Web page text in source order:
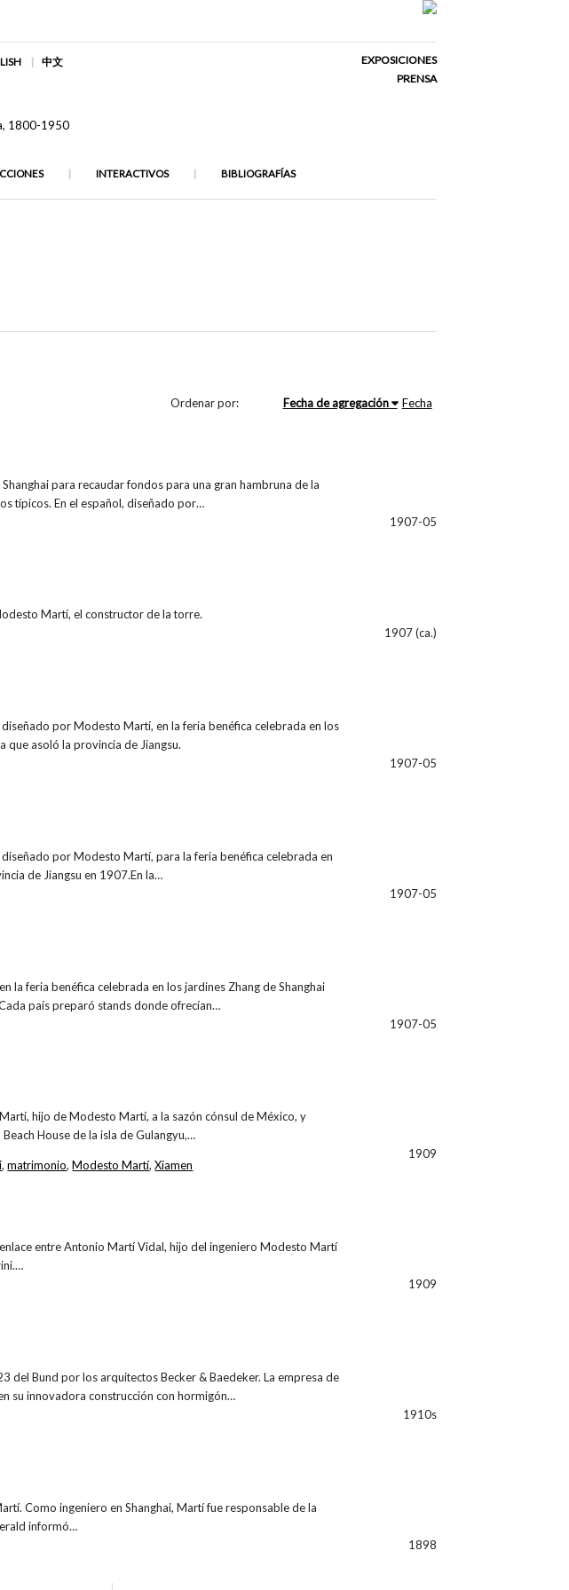
中文
EXPOSICIONES
PRENSA
INTERACTIVOS BIBLIOGRAFÍAS
Ordenar por: Fecha de agregación Fecha
para recaudar fondos para una gran hambruna de la
típicos. En el español, diseñado por…
1907-05
Martí, el constructor de la torre.
1907 (ca.)
por Modesto Martí, en la feria benéfica celebrada en los
que asoló la provincia de Jiangsu.
1907-05
por Modesto Martí, para la feria benéfica celebrada en
de Jiangsu en 1907.En la…
1907-05
la feria benéfica celebrada en los jardines Zhang de Shanghai
país preparó stands donde ofrecían…
1907-05
hijo de Modesto Martí, a la sazón cónsul de México, y
House de la isla de Gulangyu,…
1909
,matrimonio,Modesto Martí,Xiamen
entre Antonio Martí Vidal, hijo del ingeniero Modesto Martí
1909
del Bund por los arquitectos Becker & Baedeker. La empresa de
su innovadora construcción con hormigón…
1910s
Como ingeniero en Shanghai, Martí fue responsable de la
informó…
1898